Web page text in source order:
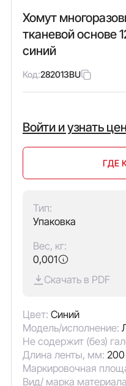
Хомут
тканевой основе
синий
Код:282013BU
Войти и узнать
ГДЕ
Тип:
Упаковка
Вес, кг:
0,001
Скачать в PDF
Цвет: Синий
Модель/исполнение:
Не содержит (без)
Длина ленты, мм: 200
Маркировочная
Вид/ марка